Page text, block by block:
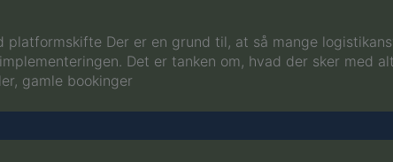
platformskifte Der er en grund til, at så mange
Det er tanken om, hvad der sker med
gamle bookinger